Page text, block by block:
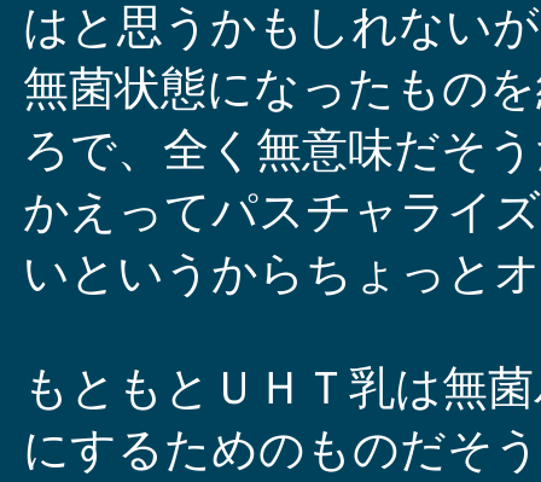
はと思うかもしれない
無菌状態になったもの
ろで、全く無意味だそ
かえってパスチャライ
いというからちょっと
もともとＵＨＴ乳は無
にするためのものだそ